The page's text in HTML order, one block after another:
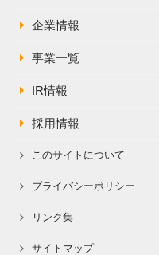
企業情報
事業一覧
IR情報
採用情報
このサイトについて
プライバシーポリシー
リンク集
サイトマップ